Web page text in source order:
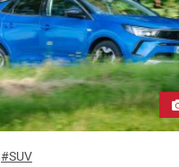
#SUV